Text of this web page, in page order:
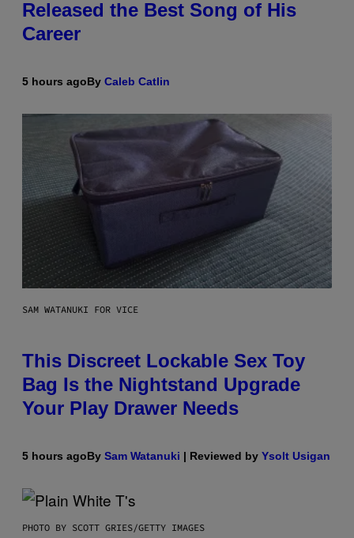
Released the Best Song of His
Career
5 hours agoBy Caleb Catlin
SAM WATANUKI FOR VICE
This Discreet Lockable Sex Toy
Bag Is the Nightstand Upgrade
Your Play Drawer Needs
5 hours agoBy Sam Watanuki | Reviewed by Ysolt Usigan
PHOTO BY SCOTT GRIES/GETTY IMAGES